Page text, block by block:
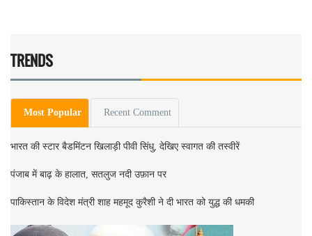
TRENDS
Most Popular Recent Comment
भारत की स्टार बैडमिंटन खिलाड़ी पीवी सिंधु, देखिए स्वागत की तस्वीरें
पंजाब में बाढ़ के हालात, सतलुज नदी उफ़ान पर
पाकिस्तान के विदेश मंत्री शाह महमूद कुरैशी ने दी भारत को युद्ध की धमकी